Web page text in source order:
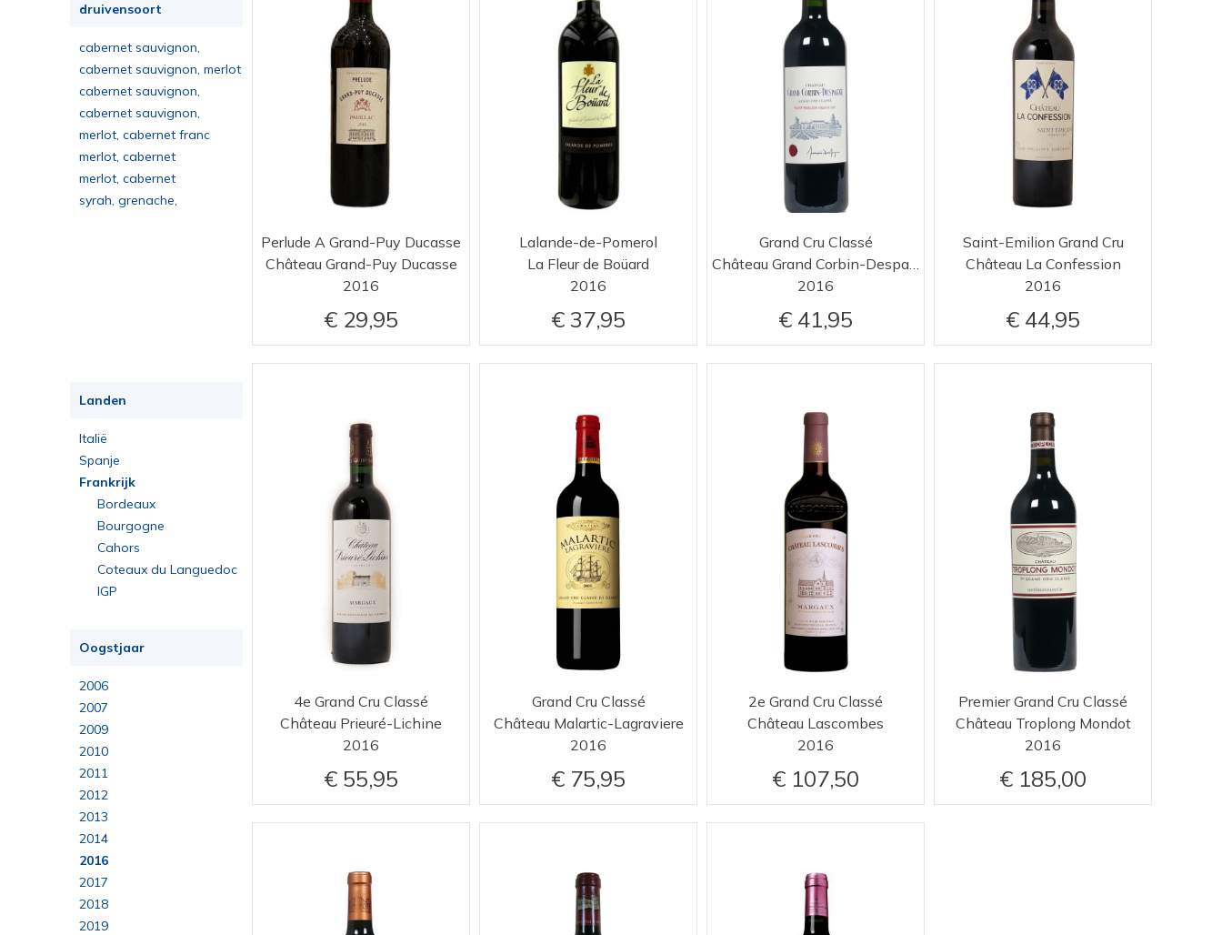
druivensoort
cabernet sauvignon,
cabernet franc, merlot
cabernet sauvignon, merlot
cabernet sauvignon,
merlot, cabernet franc, petit
verdot
cabernet sauvignon,
merlot, petit verdot, cabernet
franc
merlot, cabernet franc
merlot, cabernet
sauvignon, cabernet franc
merlot, cabernet
sauvignon, cabernet franc,
syrah, grenache,
Landen
Italië
Spanje
Frankrijk
Bordeaux
Bourgogne
Cahors
Coteaux du Languedoc
IGP
Oogstjaar
2006
2007
2009
2010
2011
2012
2013
2014
2016
2017
2018
2019
Perlude A Grand-Puy Ducasse
Château Grand-Puy Ducasse
2016
29,95
Lalande-de-Pomerol
La Fleur de Boüard
2016
37,95
Grand Cru Classé
2016
41,95
Saint-Emilion Grand Cru
Château La Confession
2016
44,95
4e Grand Cru Classé
Château Prieuré-Lichine
2016
55,95
Grand Cru Classé
Château Malartic-Lagraviere
2016
75,95
2e Grand Cru Classé
Château Lascombes
2016
107,50
Premier Grand Cru Classé
Château Troplong Mondot
2016
185,00